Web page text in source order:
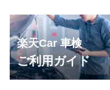
楽天Car 車検
ご利用ガイド